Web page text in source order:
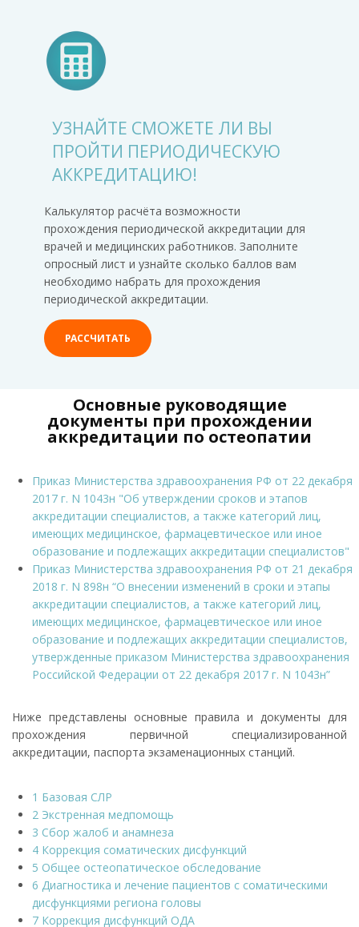
УЗНАЙТЕ СМОЖЕТЕ ЛИ ВЫ
ПРОЙТИ ПЕРИОДИЧЕСКУЮ
АККРЕДИТАЦИЮ!
Калькулятор расчёта возможности
прохождения периодической аккредитации для
врачей и медицинских работников. Заполните
опросный лист и узнайте сколько баллов вам
необходимо набрать для прохождения
периодической аккредитации.
РАССЧИТАТЬ
Основные руководящие
документы при прохождении
аккредитации по остеопатии
Приказ Министерства здравоохранения РФ от 22 декабря
2017 г. N 1043н "Об утверждении сроков и этапов
аккредитации специалистов, а также категорий лиц,
имеющих медицинское, фармацевтическое или иное
образование и подлежащих аккредитации специалистов"
Приказ Министерства здравоохранения РФ от 21 декабря
2018 г. N 898н “О внесении изменений в сроки и этапы
аккредитации специалистов, а также категорий лиц,
имеющих медицинское, фармацевтическое или иное
образование и подлежащих аккредитации специалистов,
утвержденные приказом Министерства здравоохранения
Российской Федерации от 22 декабря 2017 г. N 1043н”
Ниже представлены основные правила и документы для
прохождения первичной специализированной
аккредитации, паспорта экзаменационных станций.
1 Базовая СЛР
2 Экстренная медпомощь
3 Сбор жалоб и анамнеза
4 Коррекция соматических дисфункций
5 Общее остеопатическое обследование
6 Диагностика и лечение пациентов с соматическими
дисфункциями региона головы
7 Коррекция дисфункций ОДА